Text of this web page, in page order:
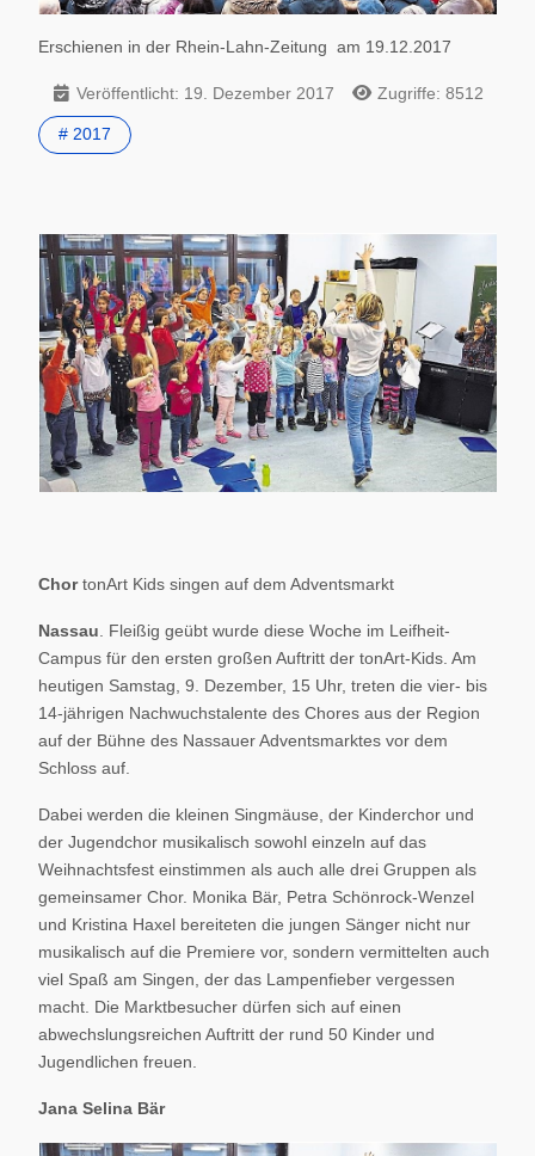
Erschienen in der Rhein-Lahn-Zeitung am 19.12.2017
Veröffentlicht: 19. Dezember 2017 Zugriffe: 8512
# 2017
ChortonArt Kids singen auf dem Adventsmarkt
Nassau . Fleißig geübt wurde diese Woche im Leifheit-
Campus für den ersten großen Auftritt der tonArt-Kids. Am
heutigen Samstag, 9. Dezember, 15 Uhr, treten die vier- bis
14-jährigen Nachwuchstalente des Chores aus der Region
auf der Bühne des Nassauer Adventsmarktes vor dem
Schloss auf.
Dabei werden die kleinen Singmäuse, der Kinderchor und
der Jugendchor musikalisch sowohl einzeln auf das
Weihnachtsfest einstimmen als auch alle drei Gruppen als
gemeinsamer Chor. Monika Bär, Petra Schönrock-Wenzel
und Kristina Haxel bereiteten die jungen Sänger nicht nur
musikalisch auf die Premiere vor, sondern vermittelten auch
viel Spaß am Singen, der das Lampenfieber vergessen
macht. Die Marktbesucher dürfen sich auf einen
abwechslungsreichen Auftritt der rund 50 Kinder und
Jugendlichen freuen.
Jana Selina Bär